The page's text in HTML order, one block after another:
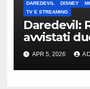
DAREDEVIL DISNEY
TV E STREAMING
Daredevil:
avvistati
di New York
APR 5, 2026